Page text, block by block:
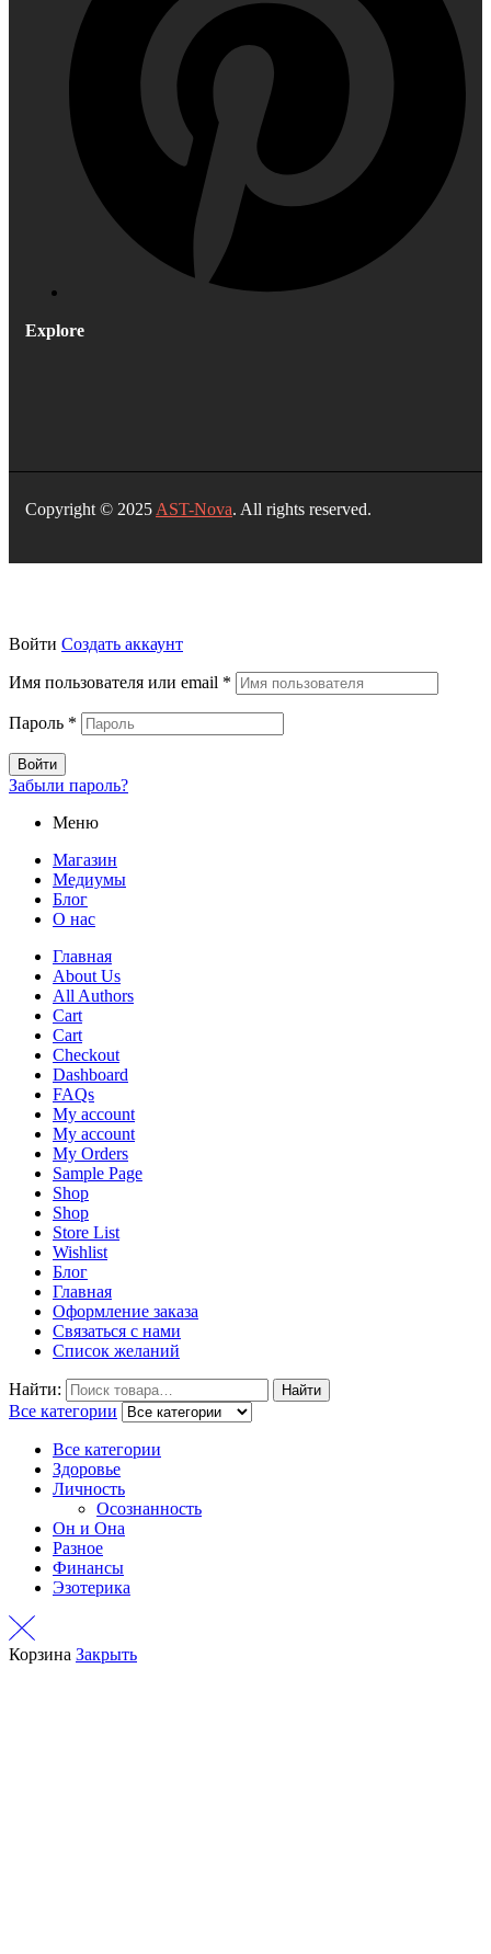
Explore
Copyright © 2025 AST-Nova. All rights reserved.
Войти Создать аккаунт
Имя пользователя или email *
Пароль *
Войти
Забыли пароль?
Меню
Магазин
Медиумы
Блог
О нас
Главная
About Us
All Authors
Cart
Cart
Checkout
Dashboard
FAQs
My account
My account
My Orders
Sample Page
Shop
Shop
Store List
Wishlist
Блог
Главная
Оформление заказа
Связаться с нами
Список желаний
Найти: Найти
Все категории
Все категории
Здоровье
Личность
Осознанность
Он и Она
Разное
Финансы
Эзотерика
Корзина Закрыть